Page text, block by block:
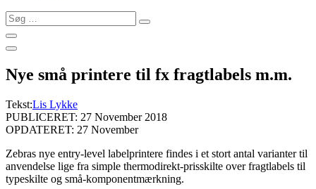
Søg
…
Nye små printere til fx fragtlabels m.m.
Tekst:Lis Lykke
PUBLICERET: 27 November 2018
OPDATERET: 27 November
Zebras nye entry-level labelprintere findes i et stort antal varianter til
anvendelse lige fra simple thermodirekt-prisskilte over fragtlabels til
typeskilte og små-komponentmærkning.